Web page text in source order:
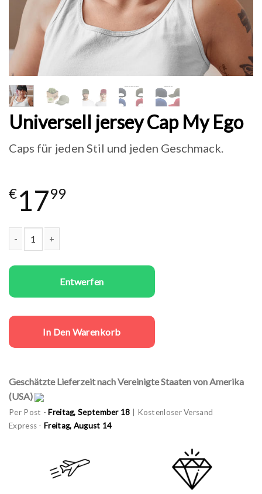
Universell jersey Cap My Ego
Caps für jeden Stil und jeden Geschmack.
€1799
Entwerfen
In Den Warenkorb
Geschätzte Lieferzeit nach Vereinigte Staaten von Amerika
(USA)
Per Post -Freitag, September 18 | Kostenloser Versand
Express - Freitag, August 14